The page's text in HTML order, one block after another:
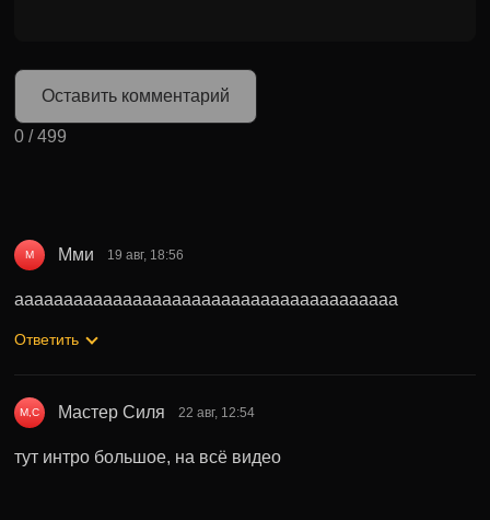
Оставить комментарий
0 /499
М Мми 19 авг, 18:56
ааааааааааааааааааааааааааааааааааааааа
Ответить
М,С Мастер Силя 22 авг, 12:54
тут интро большое, на всё видео